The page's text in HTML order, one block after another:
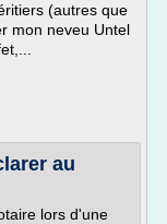
(autres que
mon neveu Untel
au
lors d'une